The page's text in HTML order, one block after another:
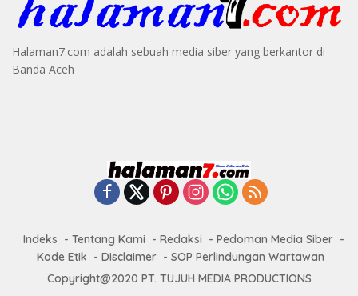
Halaman7.com adalah sebuah media siber yang berkantor di
Banda Aceh
Indeks Tentang Kami Redaksi
Pedoman Media Siber
Kode Etik
Disclaimer
SOP Perlindungan Wartawan
Copyright@2020 PT. TUJUH MEDIA PRODUCTIONS